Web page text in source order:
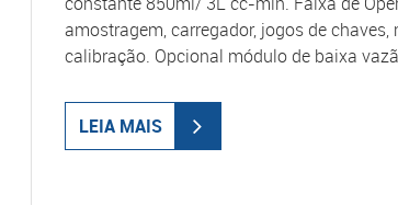
amostragem, carregador, jogos de
calibração. Opcional módulo de baixa
LEIA MAIS